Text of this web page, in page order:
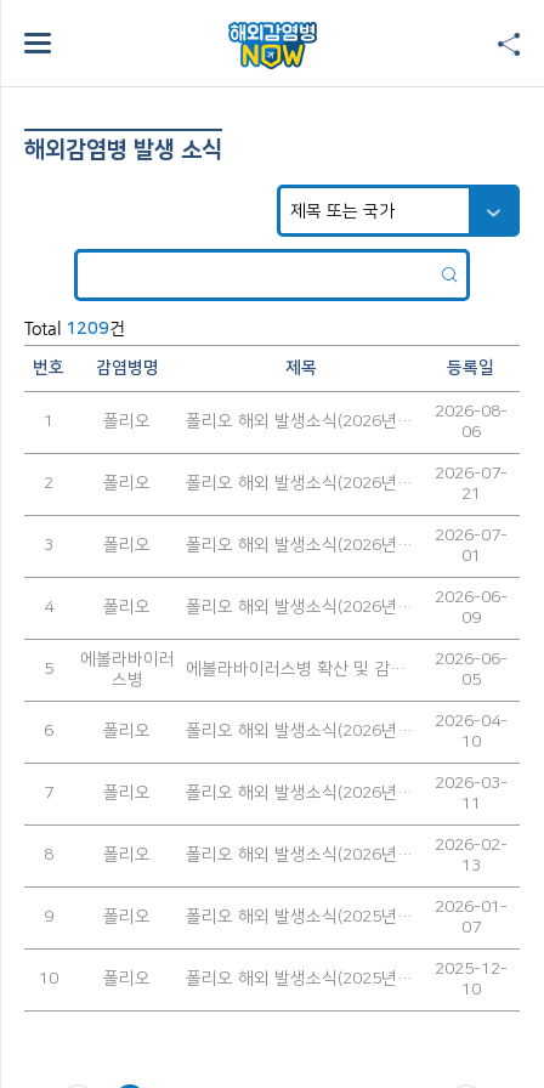
해외감염병 발생 소식
Total 1209건
번호 감염병명 제목 등록일
1 폴리오 폴리오 해외 발생소식(2026년 7월)
2026-08-
06
2 폴리오 폴리오 해외 발생소식(2026년 6월)
2026-07-
21
3 폴리오 폴리오 해외 발생소식(2026년 5월)
2026-07-
01
4 폴리오 폴리오 해외 발생소식(2026년 4월)
2026-06-
09
5
에볼라바이러
스병
에볼라바이러스병 확산 및 감염 예방을 위한 안내
2026-06-
05
6 폴리오 폴리오 해외 발생소식(2026년 3월)
2026-04-
10
7 폴리오 폴리오 해외 발생소식(2026년 2월)
2026-03-
11
8 폴리오 폴리오 해외 발생소식(2026년 1월)
2026-02-
13
9 폴리오 폴리오 해외 발생소식(2025년 12월)
2026-01-
07
10 폴리오 폴리오 해외 발생소식(2025년 11월)
2025-12-
10